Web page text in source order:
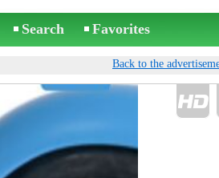
Search Favorites
Back to the